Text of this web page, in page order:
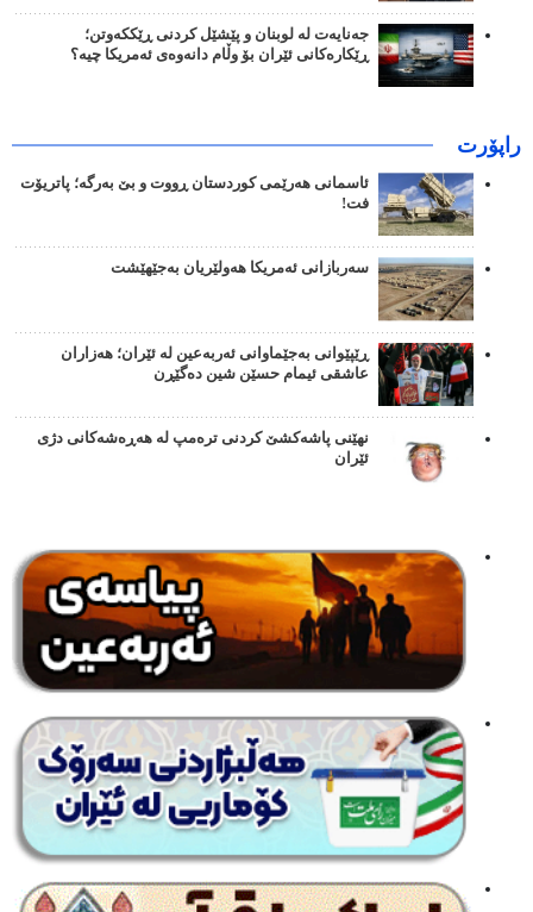
جەنایەت لە لوبنان و پێشێل کردنی ڕێککەوتن؛
ڕێکارەکانی ئێران بۆ وڵام دانەوەی ئەمریکا چیە؟
راپۆرت
ئاسمانی هەرێمی کوردستان ڕووت و بێ بەرگە؛ پاتریۆت
فت!
سەربازانی ئەمریکا هەولێریان بەجێهێشت
ڕێپێوانی بەجێماوانی ئەربەعین لە ئێران؛ هەزاران
عاشقی ئیمام حسێن شین دەگێڕن
نهێنی پاشەکشێ کردنی ترەمپ لە هەڕەشەکانی دژی
ئێران